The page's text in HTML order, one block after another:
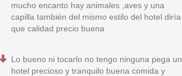
mucho encanto hay animales ,aves y una
capilla también del mismo estilo del hotel diría
que calidad precio buena
Lo bueno ni tocarlo no tengo ninguna pega un
hotel precioso y tranquilo buena comida y